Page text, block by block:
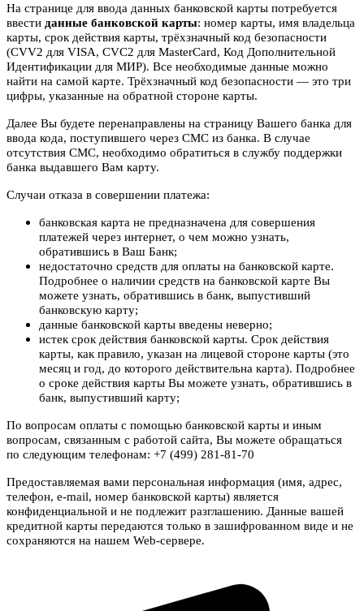
На странице для ввода данных банковской карты потребуется
ввести данные банковской карты: номер карты, имя владельца
карты, срок действия карты, трёхзначный код безопасности
(CVV2 для VISA, CVC2 для MasterCard, Код Дополнительной
Идентификации для МИР). Все необходимые данные можно
найти на самой карте. Трёхзначный код безопасности — это три
цифры, указанные на обратной стороне карты.
Далее Вы будете перенаправлены на страницу Вашего банка для
ввода кода, поступившего через СМС из банка. В случае
отсутствия СМС, необходимо обратиться в службу поддержки
банка выдавшего Вам карту.
Случаи отказа в совершении платежа:
банковская карта не предназначена для совершения
платежей через интернет, о чем можно узнать,
обратившись в Ваш Банк;
недостаточно средств для оплаты на банковской карте.
Подробнее о наличии средств на банковской карте Вы
можете узнать, обратившись в банк, выпустивший
банковскую карту;
данные банковской карты введены неверно;
истек срок действия банковской карты. Срок действия
карты, как правило, указан на лицевой стороне карты (это
месяц и год, до которого действительна карта). Подробнее
о сроке действия карты Вы можете узнать, обратившись в
банк, выпустивший карту;
По вопросам оплаты с помощью банковской карты и иным
вопросам, связанным с работой сайта, Вы можете обращаться
по следующим телефонам: +7 (499) 281-81-70
Предоставляемая вами персональная информация (имя, адрес,
телефон, e-mail, номер банковской карты) является
конфиденциальной и не подлежит разглашению. Данные вашей
кредитной карты передаются только в зашифрованном виде и не
сохраняются на нашем Web-сервере.